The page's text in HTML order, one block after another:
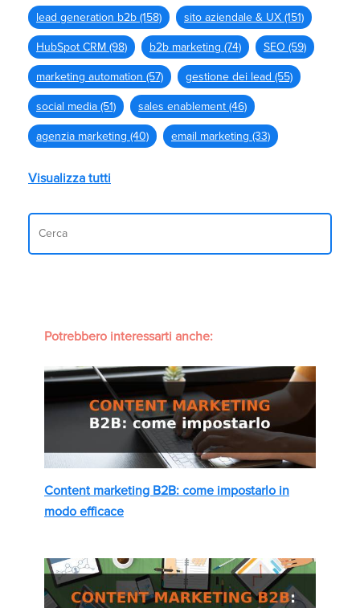
lead generation b2b (158) sito aziendale & UX (151)
HubSpot CRM (98) b2b marketing (74) SEO (59)
marketing automation (57) gestione dei lead (55)
social media (51) sales enablement (46)
agenzia marketing (40) email marketing (33)
Visualizza tutti
Potrebbero interessarti anche:
Content marketing B2B: come impostarlo in
modo efficace